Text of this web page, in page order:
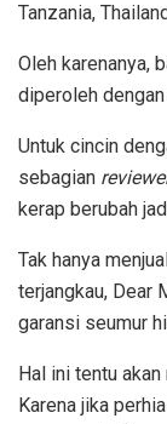
Tanzania,
Oleh karenanya,
diperoleh
Untuk cincin
sebagian
kerap berubah
Tak hanya
terjangkau, Dear
garansi seumur
Hal ini tentu
Karena jika